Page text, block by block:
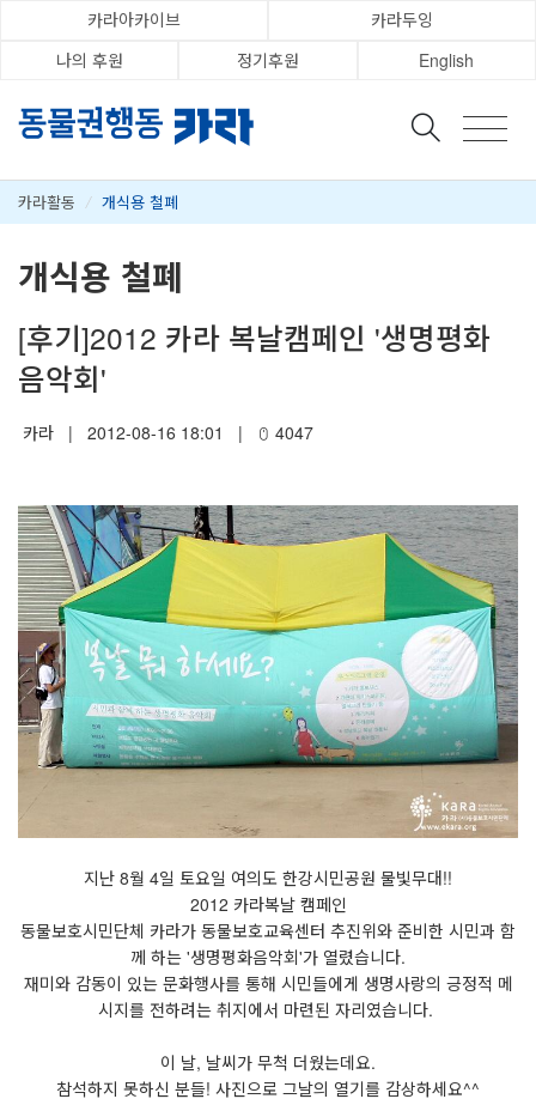
카라아카이브
카라두잉
나의 후원
정기후원 English
카라활동 / 개식용 철폐
개식용 철폐
[후기]2012 카라 복날캠페인 '생명평화
음악회'
카라 | 2012-08-16 18:01 | 4047
지난 8월 4일 토요일 여의도 한강시민공원 물빛무대!!
2012 카라복날 캠페인
동물보호시민단체 카라가 동물보호교육센터 추진위와 준비한 시민과 함
께 하는 '생명평화음악회'가 열렸습니다.
재미와 감동이 있는 문화행사를 통해 시민들에게 생명사랑의 긍정적 메
시지를 전하려는 취지에서 마련된 자리였습니다.
이 날, 날씨가 무척 더웠는데요.
참석하지 못하신 분들! 사진으로 그날의 열기를 감상하세요^^